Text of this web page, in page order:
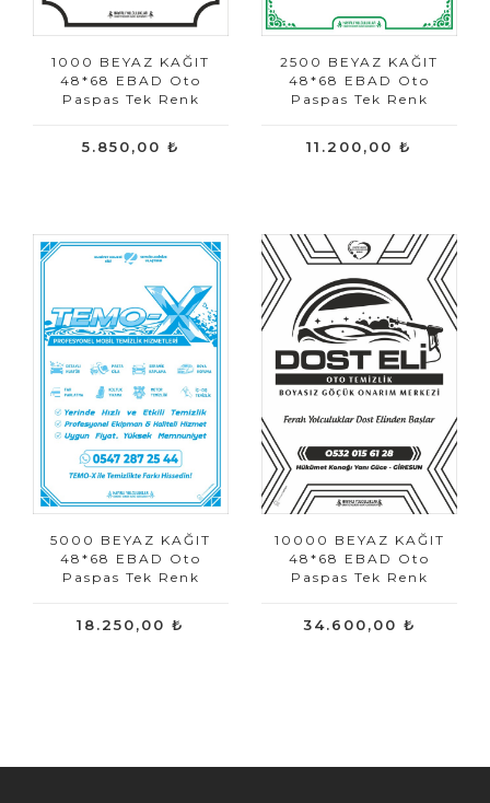
1000 BEYAZ KAĞIT
48*68 EBAD Oto
Paspas Tek Renk
5.850,00 ₺
2500 BEYAZ KAĞIT
48*68 EBAD Oto
Paspas Tek Renk
11.200,00 ₺
5000 BEYAZ KAĞIT
48*68 EBAD Oto
Paspas Tek Renk
18.250,00 ₺
10000 BEYAZ KAĞIT
48*68 EBAD Oto
Paspas Tek Renk
34.600,00 ₺